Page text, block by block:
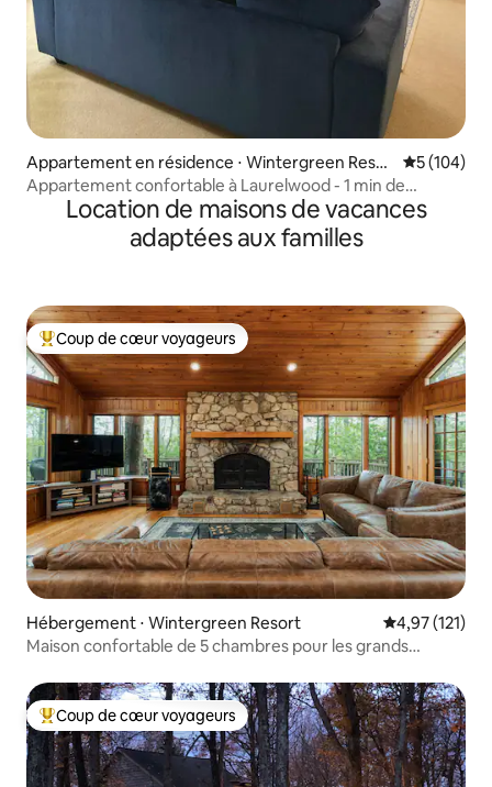
Appartement en résidence ⋅ Wintergreen Resor
t
Évaluation
5 (104)
Appartement confortable à Laurelwood - 1 min de
marche de la piscine
Location de maisons de vacances
adaptées aux familles
Coups de cœur voyageurs les plus appréciés
Coup de cœur voyageurs
Hébergement ⋅ Wintergreen Resort Évaluation
4,97 (121)
Maison confortable de 5 chambres pour les grands
Coups de cœur voyageurs les plus appréciés
Coup de cœur voyageurs